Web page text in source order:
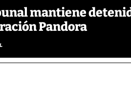
mantiene
Pandora